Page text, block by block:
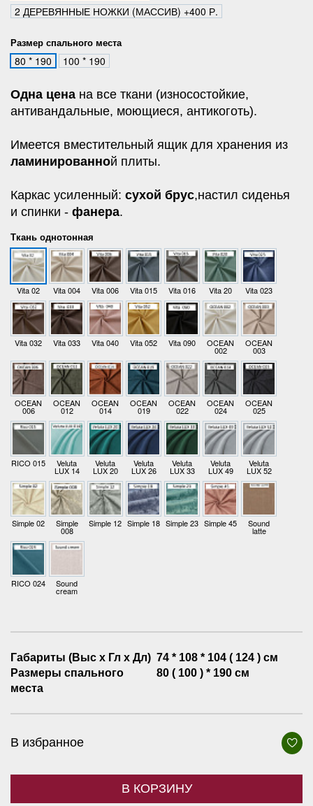
2 ДЕРЕВЯННЫЕ НОЖКИ (МАССИВ) +400 Р.
Размер спального места
80 * 190 100 * 190
Одна цена на все ткани (износостойкие,
антивандальные, моющиеся, антикоготь).
Имеется вместительный ящик для хранения из
ламинированной плиты.
Каркас усиленный: сухой брус,настил сиденья
и спинки - фанера.
Ткань однотонная
Vita 02 Vita 004 Vita 006 Vita 015 Vita 016 Vita 20 Vita 023
Vita 032 Vita 033 Vita 040 Vita 052 Vita 090 OCEAN
002
OCEAN
003
OCEAN
006
OCEAN
012
OCEAN
014
OCEAN
019
OCEAN
022
OCEAN
024
OCEAN
025
RICO 015 Veluta
LUX 14
Veluta
LUX 20
Veluta
LUX 26
Veluta
LUX 33
Veluta
LUX 49
Veluta
LUX 52
Simple 02 Simple
008
Simple 12 Simple 18 Simple 23 Simple 45 Sound
latte
RICO 024 Sound
cream
Габариты (Выс х Гл х Дл) 74 * 108 * 104 ( 124 ) см
Размеры спального
места
80 ( 100 ) * 190 см
В избранное
В КОРЗИНУ